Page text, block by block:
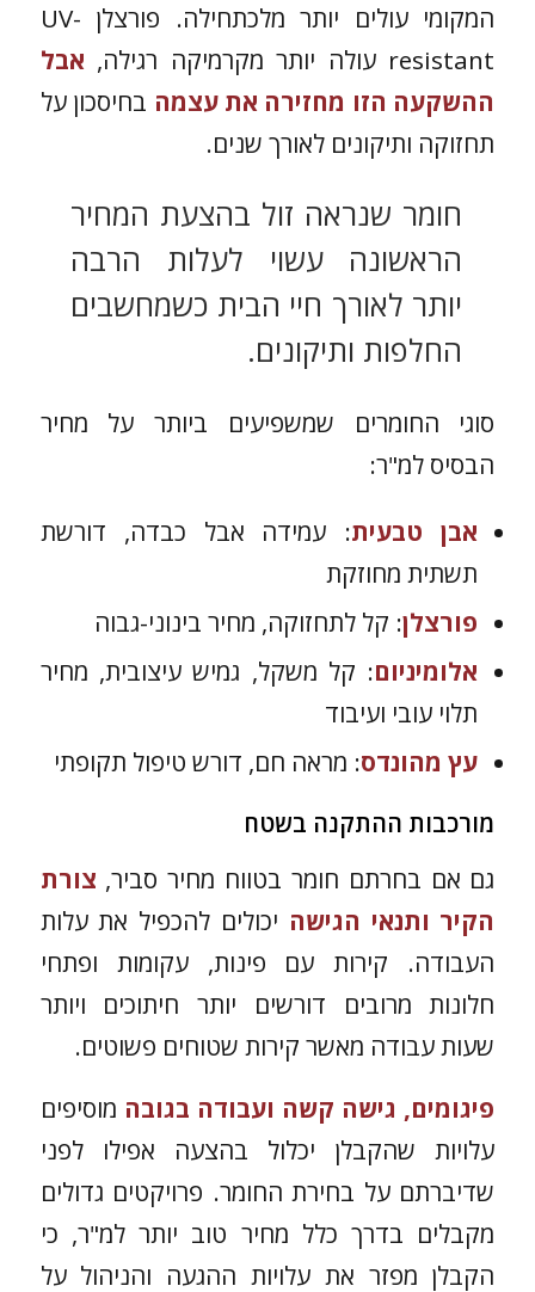
המקומי עולים יותר מלכתחילה. פורצלן UV-
resistant עולה יותר מקרמיקה רגילה,
אבל
ההשקעה הזו מחזירה את עצמה בחיסכון על
תחזוקה ותיקונים לאורך שנים.
חומר שנראה זול בהצעת המחיר
הראשונה עשוי לעלות הרבה
יותר לאורך חיי הבית כשמחשבים
החלפות ותיקונים.
סוגי החומרים שמשפיעים ביותר על מחיר
הבסיס למ"ר:
אבן טבעית: עמידה אבל כבדה, דורשת
תשתית מחוזקת
פורצלן: קל לתחזוקה, מחיר בינוני-גבוה
אלומיניום: קל משקל, גמיש עיצובית, מחיר
תלוי עובי ועיבוד
עץ מהונדס: מראה חם, דורש טיפול תקופתי
מורכבות ההתקנה בשטח
גם אם בחרתם חומר בטווח מחיר סביר, צורת
הקיר ותנאי הגישה יכולים להכפיל את עלות
העבודה. קירות עם פינות, עקומות ופתחי
חלונות מרובים דורשים יותר חיתוכים ויותר
שעות עבודה מאשר קירות שטוחים פשוטים.
פיגומים, גישה קשה ועבודה בגובה מוסיפים
עלויות שהקבלן יכלול בהצעה אפילו לפני
שדיברתם על בחירת החומר. פרויקטים גדולים
מקבלים בדרך כלל מחיר טוב יותר למ"ר, כי
הקבלן מפזר את עלויות ההגעה והניהול על